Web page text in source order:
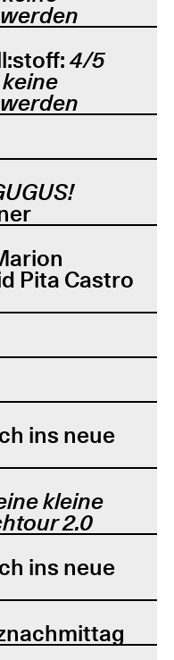
4/5
Pita Castro
ins neue
kleine
2.0
ins neue